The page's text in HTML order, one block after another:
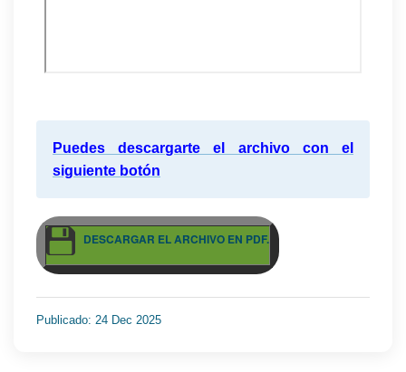
Puedes descargarte el archivo con el
siguiente botón
DESCARGAR EL ARCHIVO EN PDF.
Publicado: 24 Dec 2025